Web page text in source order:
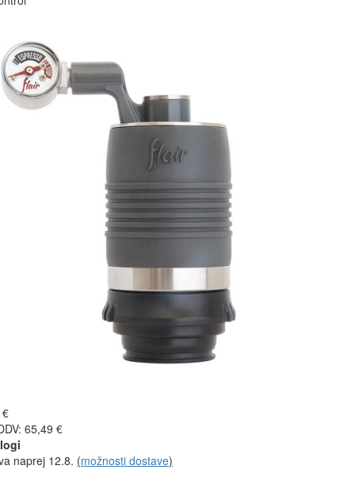
65,49 €
naprej 12.8. (možnosti dostave)